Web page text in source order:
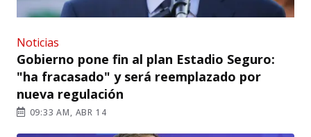
Noticias
Gobierno pone fin al plan Estadio Seguro:
"ha fracasado" y será reemplazado por
nueva regulación
09:33 AM, ABR 14